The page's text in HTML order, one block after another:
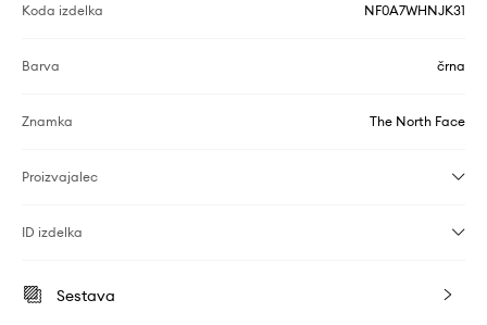
Koda izdelka NF0A7WHNJK31
Barva črna
Znamka The North Face
Proizvajalec
ID izdelka
Sestava